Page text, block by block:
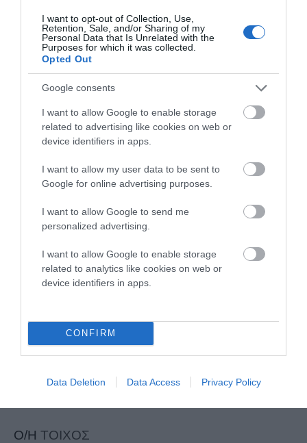
I want to opt-out of Collection, Use,
Retention, Sale, and/or Sharing of my
Personal Data that Is Unrelated with the
Purposes for which it was collected.
Opted Out
Google consents
I want to allow Google to enable storage
related to advertising like cookies on web or
device identifiers in apps.
I want to allow my user data to be sent to
Google for online advertising purposes.
I want to allow Google to send me
personalized advertising.
I want to allow Google to enable storage
related to analytics like cookies on web or
device identifiers in apps.
CONFIRM
Data Deletion Data Access Privacy Policy
Apo sunetiano to vrike omws o kallivroussis,
allou papa evaggelio auto
ΑΠΆΝΤΗΣΗ
Ντοκος
13/09/2024 στις 07:35
Έχει κάτι τζιμανια αυτό το Συνέτι, από που να
ξεκινήσεις κ που να τελειώσεις, γάτες με
πέταλα
ΑΠΆΝΤΗΣΗ
ΙΔΙΟ ΓΡΑΦΕΙΟ
Διαμαντή μη ξεχνιώμαστε και εσύ με το
γραφείο Μπάλλα τα κατάφερες στις δίκες. Ασε
ΑΠΆΝΤΗΣΗ
Ο/Η ΤΟΙΧΟΣ